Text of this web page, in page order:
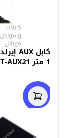
كابلات
وشواحن
موبايل
1 متر ET-AUX21